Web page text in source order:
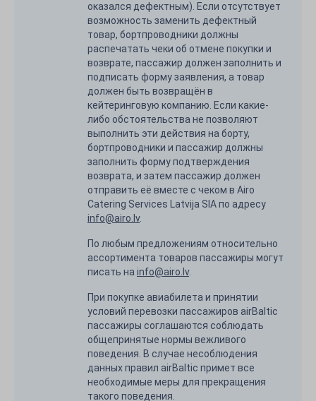
оказался дефектным). Если отсутствует
возможность заменить дефектный
товар, бортпроводники должны
распечатать чеки об отмене покупки и
возврате, пассажир должен заполнить и
подписать форму заявления, а товар
должен быть возвращён в
кейтеринговую компанию. Если какие-
либо обстоятельства не позволяют
выполнить эти действия на борту,
бортпроводники и пассажир должны
заполнить форму подтверждения
возврата, и затем пассажир должен
отправить её вместе с чеком в Airo
Catering Services Latvija SIA по адресу
info@airo.lv.
По любым предложениям относительно
ассортимента товаров пассажиры могут
писать на info@airo.lv.
При покупке авиабилета и принятии
условий перевозки пассажиров airBaltic
пассажиры соглашаются соблюдать
общепринятые нормы вежливого
поведения. В случае несоблюдения
данных правил airBaltic примет все
необходимые меры для прекращения
такого поведения.